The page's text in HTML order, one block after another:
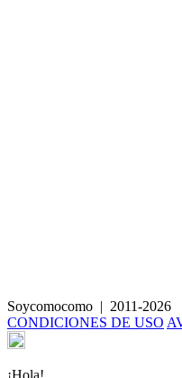
Soycomocomo | 2011-2026
CONDICIONES DE USO
¡Hola!